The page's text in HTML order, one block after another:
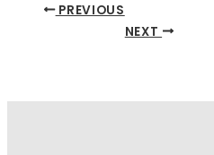
PREVIOUS
NEXT